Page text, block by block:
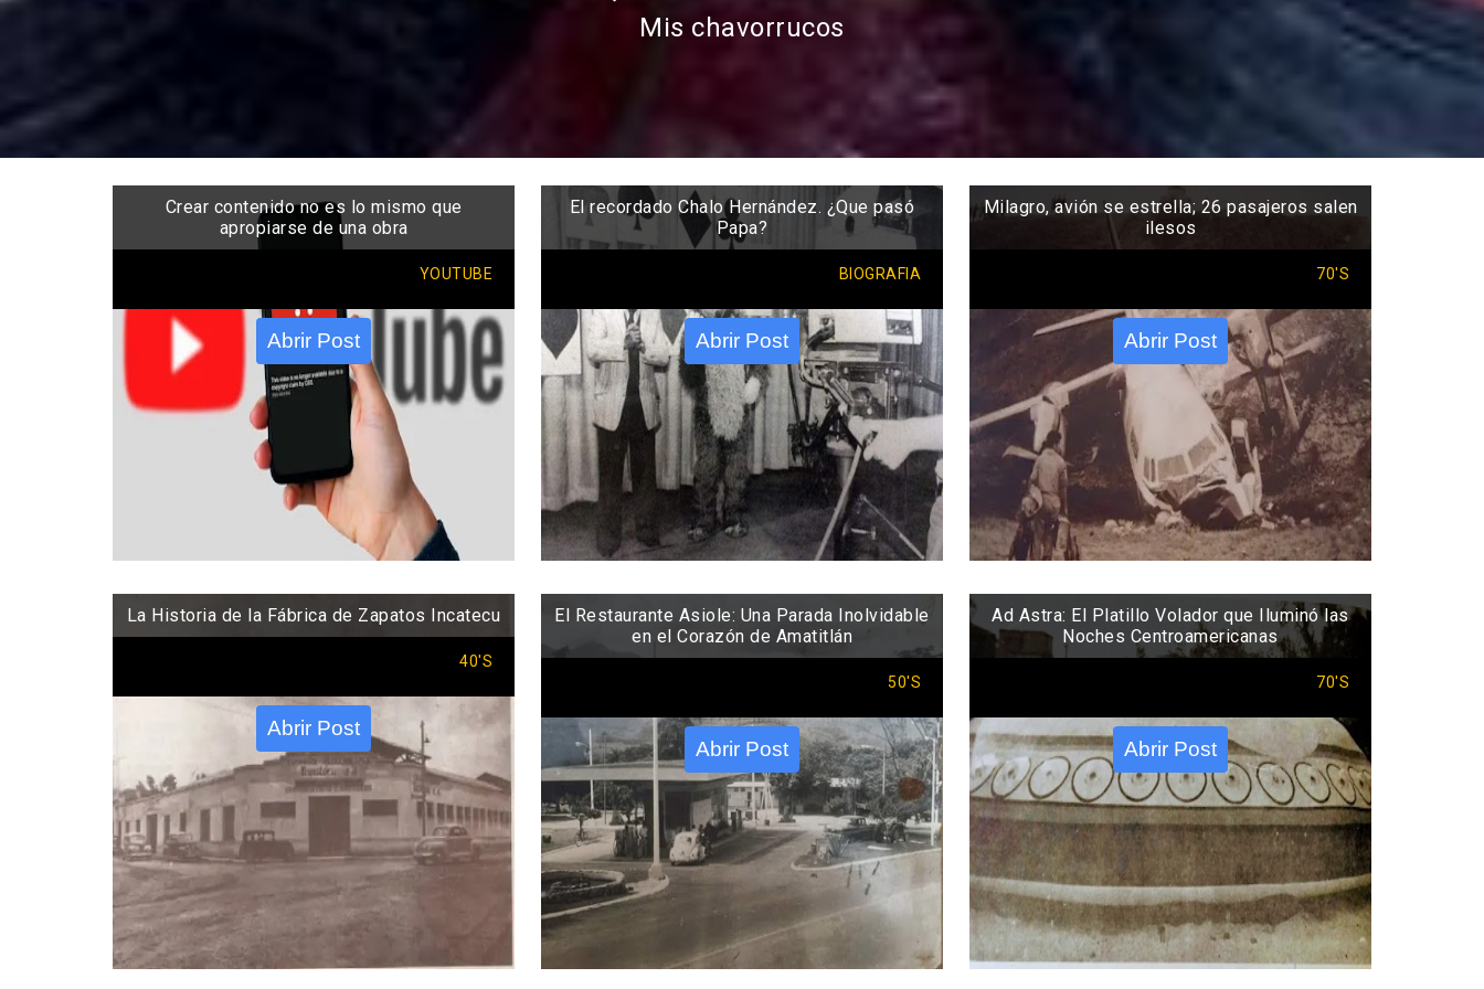
Mis chavorrucos
Crear contenido no es lo mismo que
apropiarse de una obra
YOUTUBE
Abrir Post
El recordado Chalo Hernández. ¿Que pasó
Papa?
BIOGRAFIA
Abrir Post
Milagro, avión se estrella; 26 pasajeros salen
ilesos
70'S
Abrir Post
La Historia de la Fábrica de Zapatos Incatecu
40'S
Abrir Post
El Restaurante Asiole: Una Parada Inolvidable
en el Corazón de Amatitlán
50'S
Abrir Post
Ad Astra: El Platillo Volador que Iluminó las
Noches Centroamericanas
70'S
Abrir Post